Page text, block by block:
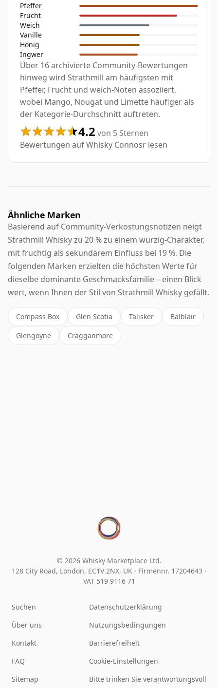
Pfeffer
Frucht
Weich
Vanille
Honig
Ingwer
Über 16 archivierte Community-Bewertungen
hinweg wird Strathmill am häufigsten mit
Pfeffer, Frucht und weich-Noten assoziiert,
wobei Mango, Nougat und Limette häufiger als
der Kategorie-Durchschnitt auftreten.
4.2 von 5 Sternen
Bewertungen auf Whisky Connosr lesen
Ähnliche Marken
Basierend auf Community-Verkostungsnotizen neigt
Strathmill Whisky zu 20 % zu einem würzig-Charakter,
mit fruchtig als sekundärem Einfluss bei 19 %. Die
folgenden Marken erzielten die höchsten Werte für
dieselbe dominante Geschmacksfamilie – einen Blick
wert, wenn Ihnen der Stil von Strathmill Whisky gefällt.
Compass Box Glen Scotia Talisker Balblair
Glengoyne Cragganmore
© 2026 Whisky Marketplace Ltd.
128 City Road, London, EC1V 2NX, UK · Firmennr. 17204643 ·
VAT 519 9116 71
Suchen
Über uns
Kontakt
FAQ
Sitemap
Datenschutzerklärung
Nutzungsbedingungen
Barrierefreiheit
Cookie-Einstellungen
Bitte trinken Sie verantwortungsvoll